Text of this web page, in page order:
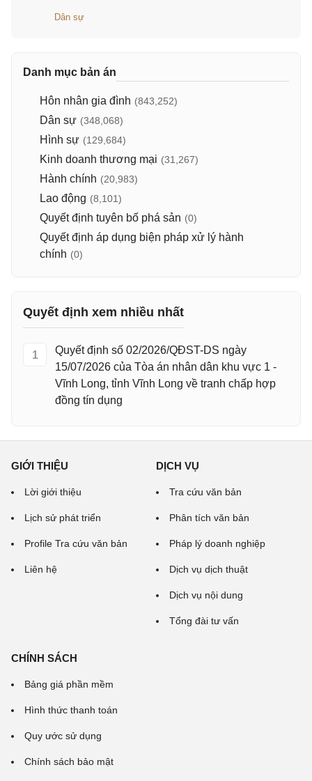
Dân sự
Danh mục bản án
Hôn nhân gia đình (843,252)
Dân sự (348,068)
Hình sự (129,684)
Kinh doanh thương mại (31,267)
Hành chính (20,983)
Lao động (8,101)
Quyết định tuyên bố phá sản (0)
Quyết định áp dụng biện pháp xử lý hành
chính (0)
Quyết định xem nhiều nhất
1
Quyết định số 02/2026/QĐST-DS ngày
15/07/2026 của Tòa án nhân dân khu vực 1 -
Vĩnh Long, tỉnh Vĩnh Long về tranh chấp hợp
đồng tín dụng
GIỚI THIỆU
Lời giới thiệu
Lịch sử phát triển
Profile Tra cứu văn bản
Liên hệ
DỊCH VỤ
Tra cứu văn bản
Phân tích văn bản
Pháp lý doanh nghiệp
Dịch vụ dịch thuật
Dịch vụ nội dung
Tổng đài tư vấn
CHÍNH SÁCH
Bảng giá phần mềm
Hình thức thanh toán
Quy ước sử dụng
Chính sách bảo mật